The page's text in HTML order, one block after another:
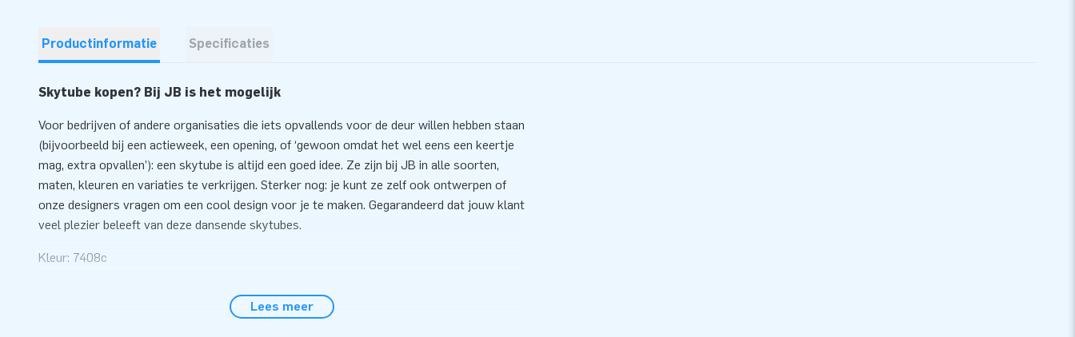
Productinformatie Specificaties
Skytube kopen? Bij JB is het mogelijk
Voor bedrijven of andere organisaties die iets opvallends voor de deur willen hebben staan
(bijvoorbeeld bij een actieweek, een opening, of ‘gewoon omdat het wel eens een keertje
mag, extra opvallen’): een skytube is altijd een goed idee. Ze zijn bij JB in alle soorten,
maten, kleuren en variaties te verkrijgen. Sterker nog: je kunt ze zelf ook ontwerpen of
onze designers vragen om een cool design voor je te maken. Gegarandeerd dat jouw klant
veel plezier beleeft van deze dansende skytubes.
Kleur: 7408c
van 290 euro excl. BTW kun je los bijbestellen.
Lees meer